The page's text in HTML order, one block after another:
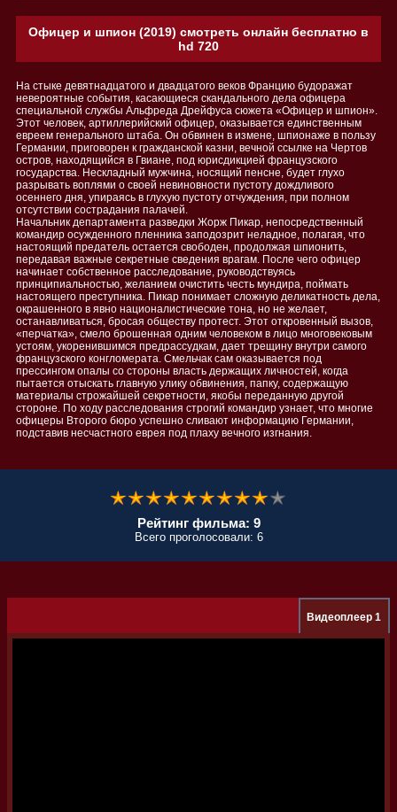
Офицер и шпион (2019) смотреть онлайн бесплатно в
hd 720
На стыке девятнадцатого и двадцатого веков Францию будоражат
невероятные события, касающиеся скандального дела офицера
специальной службы Альфреда Дрейфуса сюжета «Офицер и шпион».
Этот человек, артиллерийский офицер, оказывается единственным
евреем генерального штаба. Он обвинен в измене, шпионаже в пользу
Германии, приговорен к гражданской казни, вечной ссылке на Чертов
остров, находящийся в Гвиане, под юрисдикцией французского
государства. Нескладный мужчина, носящий пенсне, будет глухо
разрывать воплями о своей невиновности пустоту дождливого
осеннего дня, упираясь в глухую пустоту отчуждения, при полном
отсутствии сострадания палачей.
Начальник департамента разведки Жорж Пикар, непосредственный
командир осужденного пленника заподозрит неладное, полагая, что
настоящий предатель остается свободен, продолжая шпионить,
передавая важные секретные сведения врагам. После чего офицер
начинает собственное расследование, руководствуясь
принципиальностью, желанием очистить честь мундира, поймать
настоящего преступника. Пикар понимает сложную деликатность дела,
окрашенного в явно националистические тона, но не желает,
останавливаться, бросая обществу протест. Этот откровенный вызов,
«перчатка», смело брошенная одним человеком в лицо многовековым
устоям, укоренившимся предрассудкам, дает трещину внутри самого
французского конгломерата. Смельчак сам оказывается под
прессингом опалы со стороны власть держащих личностей, когда
пытается отыскать главную улику обвинения, папку, содержащую
материалы строжайшей секретности, якобы переданную другой
стороне. По ходу расследования строгий командир узнает, что многие
офицеры Второго бюро успешно сливают информацию Германии,
подставив несчастного еврея под плаху вечного изгнания.
Рейтинг фильма: 9
Всего проголосовали: 6
Видеоплеер 1